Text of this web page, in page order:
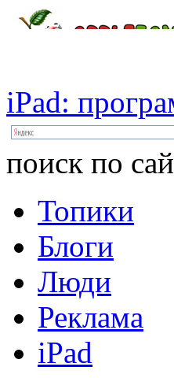
iPad:
поиск по
Топики
Блоги
Люди
Реклама
iPad